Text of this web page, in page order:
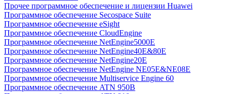
Прочее программное обеспечение и лицензии Huawei
Программное обеспечение Secospace Suite
Программное обеспечение eSight
Программное обеспечение CloudEngine
Программное обеспечение NetEngine5000E
Программное обеспечение NetEngine40E&80E
Программное обеспечение NetEngine20E
Программное обеспечение NetEngine NE05E&NE08E
Программное обеспечение Multiservice Engine 60
Программное обеспечение ATN 950B